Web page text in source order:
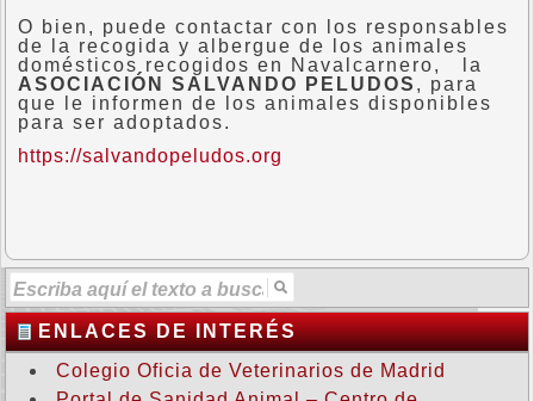
O bien, puede contactar con los responsables
de la recogida y albergue de los animales
domésticos recogidos en Navalcarnero, la
ASOCIACIÓN SALVANDO PELUDOS , para
que le informen de los animales disponibles
para ser adoptados.
https://salvandopeludos.org
ENLACES DE INTERÉS
Colegio Oficia de Veterinarios de Madrid